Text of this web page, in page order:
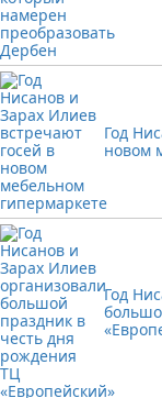
Год
новом
Год